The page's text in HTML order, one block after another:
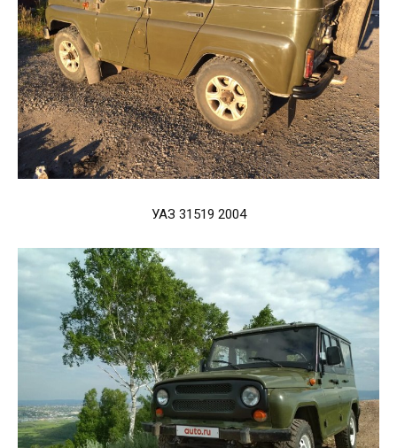
УАЗ 31519 2004